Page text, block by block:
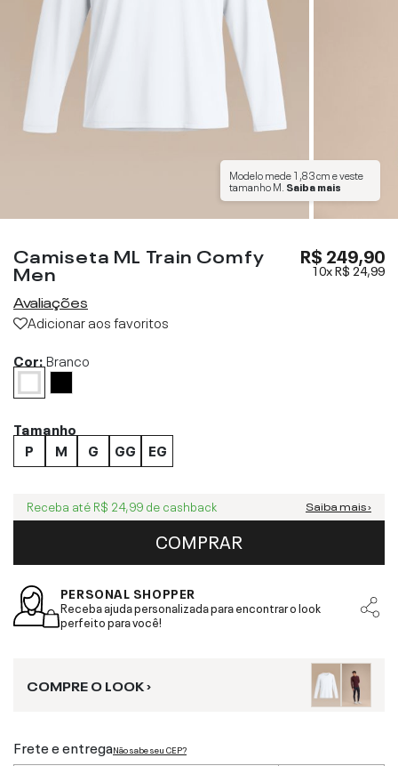
Modelo mede1,83 cme veste
tamanhoM Saiba mais
Camiseta ML Train Comfy
Men
Avaliações
Adicionar aos favoritos
R$ 249,90
10xR$ 24,99
Cor:Branco
Tamanho
P
M G GG EG
Receba até R$ 24,99 de cashback Saiba mais ›
COMPRAR
PERSONAL SHOPPER
Receba ajuda personalizada para encontrar o look
perfeito para você!
COMPRE O LOOK ›
Frete e entregaNão sabe seu CEP?